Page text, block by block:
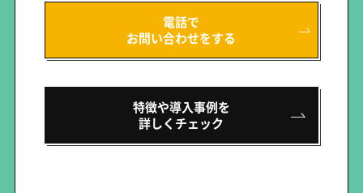
電話で
お問い合わせをする
特徴や導入事例を
詳しくチェック